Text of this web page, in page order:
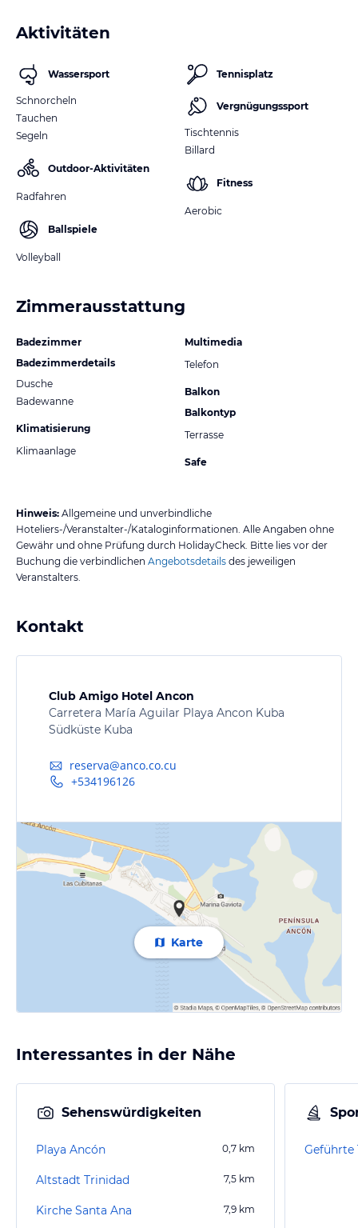
Aktivitäten
Wassersport
Schnorcheln
Tauchen
Segeln
Outdoor-Aktivitäten
Radfahren
Ballspiele
Volleyball
Tennisplatz
Vergnügungssport
Tischtennis
Billard
Fitness
Aerobic
Zimmerausstattung
Badezimmer
Badezimmerdetails
Dusche
Badewanne
Klimatisierung
Klimaanlage
Multimedia
Telefon
Balkon
Balkontyp
Terrasse
Safe
Hinweis: Allgemeine und unverbindliche
Hoteliers-/Veranstalter-/Kataloginformationen. Alle Angaben ohne
Gewähr und ohne Prüfung durch HolidayCheck. Bitte lies vor der
Buchung die verbindlichen Angebotsdetails des jeweiligen
Veranstalters.
Kontakt
Club Amigo Hotel Ancon
Carretera María Aguilar Playa Ancon Kuba
Südküste Kuba
reserva@anco.co.cu
+534196126
Karte
Interessantes in der Nähe
Sehenswürdigkeiten
Playa Ancón 0,7 km
Altstadt Trinidad 7,5 km
Kirche Santa Ana 7,9 km
Geführte